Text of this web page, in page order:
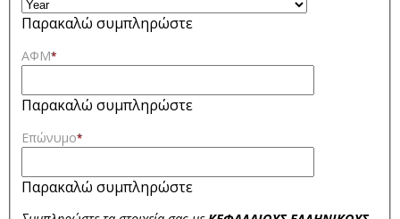
Παρακαλώ συμπληρώστε
ΑΦΜ*
Παρακαλώ συμπληρώστε
Επώνυμο*
Παρακαλώ συμπληρώστε